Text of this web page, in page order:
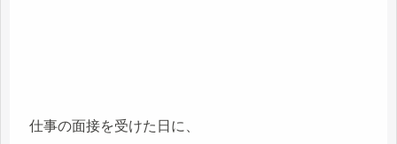
仕事の面接を受けた日に、